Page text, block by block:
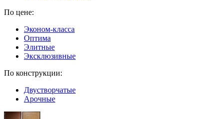
По цене:
Эконом-класса
Оптима
Элитные
Эксклюзивные
По конструкции:
Двустворчатые
Арочные